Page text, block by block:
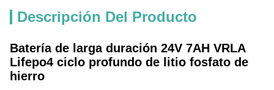
Descripción Del Producto
Batería de larga duración 24V 7AH VRLA
Lifepo4 ciclo profundo de litio fosfato de
hierro